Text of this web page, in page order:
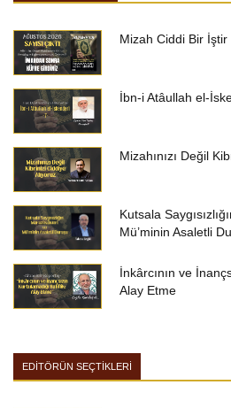
Mizah Ciddi Bir İştir
İbn-i Atâullah el-
Mizahınızı Değil
Kutsala
Mü’minin Asaletli
İnkârcının ve
Alay Etme
EDİTÖRÜN SEÇTİKLERİ